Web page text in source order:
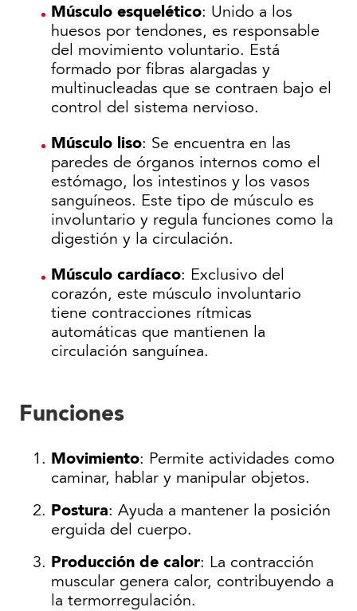
Músculo esquelético: Unido a los
huesos por tendones, es responsable
del movimiento voluntario. Está
formado por fibras alargadas y
multinucleadas que se contraen bajo el
control del sistema nervioso.
Músculo liso: Se encuentra en las
paredes de órganos internos como el
estómago, los intestinos y los vasos
sanguíneos. Este tipo de músculo es
involuntario y regula funciones como la
digestión y la circulación.
Músculo cardíaco: Exclusivo del
corazón, este músculo involuntario
tiene contracciones rítmicas
automáticas que mantienen la
circulación sanguínea.
Funciones
Movimiento: Permite actividades como
caminar, hablar y manipular objetos.
Postura: Ayuda a mantener la posición
erguida del cuerpo.
Producción de calor: La contracción
muscular genera calor, contribuyendo a
la termorregulación.